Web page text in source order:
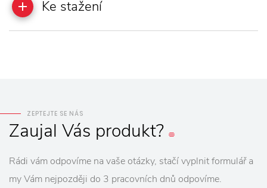
Ke stažení
ZEPTEJTE SE NÁS
Zaujal Vás produkt?
Rádi vám odpovíme na vaše otázky, stačí vyplnit formulář a
my Vám nejpozději do 3 pracovních dnů odpovíme.